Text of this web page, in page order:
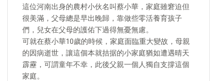
這位河南出身的農村小伙名叫蔡小華，家庭雖窘迫但
很美滿，父母總是早出晚歸，靠做些零活養育孩子
們，兒女在父母的護佑下過得無憂無慮。
可就在蔡小華10歲的時候，家庭面臨重大變故，母親
的因病逝世，讓這個本就拮据的小家庭猶如遭遇晴天
霹靂，可謂童年不幸，此後父親一個人獨自支撐這個
家庭。